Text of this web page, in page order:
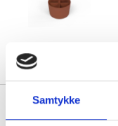
Samtykke